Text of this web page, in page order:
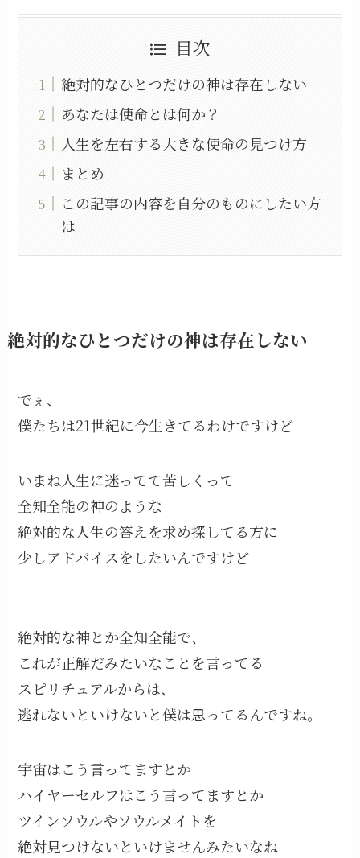
目次
絶対的なひとつだけの神は存在しない
あなたは使命とは何か？
人生を左右する大きな使命の見つけ方
まとめ
この記事の内容を自分のものにしたい方
は
絶対的なひとつだけの神は存在しない
でぇ、
僕たちは21世紀に今生きてるわけですけど
いまね人生に迷ってて苦しくって
全知全能の神のような
絶対的な人生の答えを求め探してる方に
少しアドバイスをしたいんですけど
絶対的な神とか全知全能で、
これが正解だみたいなことを言ってる
スピリチュアルからは、
逃れないといけないと僕は思ってるんですね。
宇宙はこう言ってますとか
ハイヤーセルフはこう言ってますとか
ツインソウルやソウルメイトを
絶対見つけないといけませんみたいなね